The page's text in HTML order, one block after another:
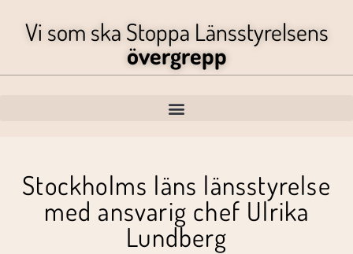
Vi som ska Stoppa Länsstyrelsens
övergrepp
Stockholms läns länsstyrelse
med ansvarig chef Ulrika
Lundberg